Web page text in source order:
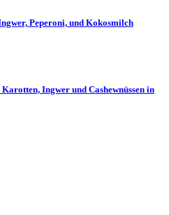
Peperoni, und Kokosmilch
Ingwer und Cashewnüssen in